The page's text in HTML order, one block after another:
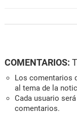
COMENTARIOS:
Los comentarios
al tema de la
Cada usuario
comentarios.